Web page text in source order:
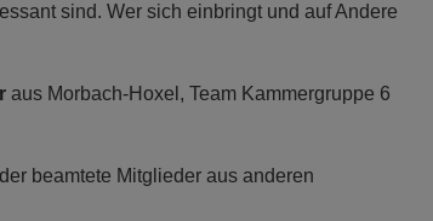
sind. Wer sich einbringt und auf Andere
aus Morbach-Hoxel, Team Kammergruppe 6
beamtete Mitglieder aus anderen